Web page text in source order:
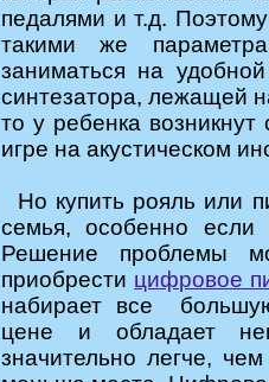
педалями и т.д.
такими же
заниматься на
синтезатора, лежащей
то у ребенка
игре на акустическом
Но купить рояль или
семья, особенно
Решение проблемы
приобрести цифровое
набирает все
цене и обладает
значительно легче,